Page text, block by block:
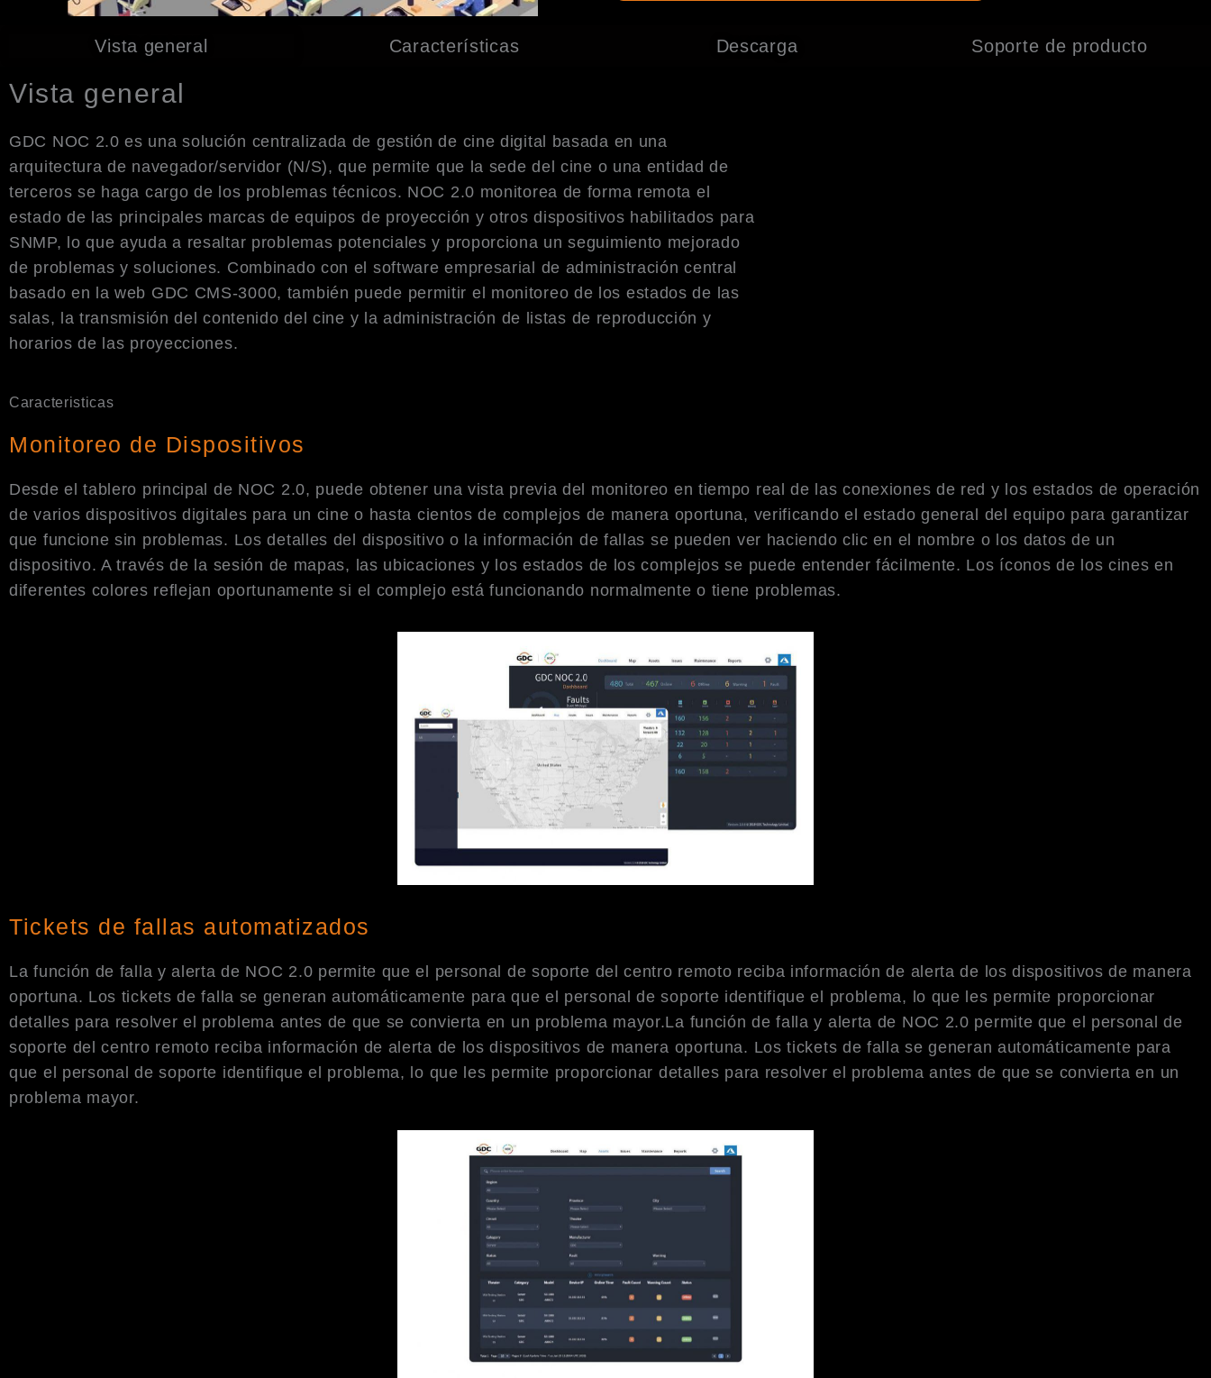
Vista general Características Descarga Soporte de producto
Vista general
GDC NOC 2.0 es una solución centralizada de gestión de cine digital basada en una
arquitectura de navegador/servidor (N/S), que permite que la sede del cine o una entidad de
terceros se haga cargo de los problemas técnicos. NOC 2.0 monitorea de forma remota el
estado de las principales marcas de equipos de proyección y otros dispositivos habilitados para
SNMP, lo que ayuda a resaltar problemas potenciales y proporciona un seguimiento mejorado
de problemas y soluciones. Combinado con el software empresarial de administración central
basado en la web GDC CMS-3000, también puede permitir el monitoreo de los estados de las
salas, la transmisión del contenido del cine y la administración de listas de reproducción y
horarios de las proyecciones.
Caracteristicas
Monitoreo de Dispositivos
Desde el tablero principal de NOC 2.0, puede obtener una vista previa del monitoreo en tiempo real de las conexiones de red y los estados de operación
de varios dispositivos digitales para un cine o hasta cientos de complejos de manera oportuna, verificando el estado general del equipo para garantizar
que funcione sin problemas. Los detalles del dispositivo o la información de fallas se pueden ver haciendo clic en el nombre o los datos de un
dispositivo. A través de la sesión de mapas, las ubicaciones y los estados de los complejos se puede entender fácilmente. Los íconos de los cines en
diferentes colores reflejan oportunamente si el complejo está funcionando normalmente o tiene problemas.
Tickets de fallas automatizados
La función de falla y alerta de NOC 2.0 permite que el personal de soporte del centro remoto reciba información de alerta de los dispositivos de manera
oportuna. Los tickets de falla se generan automáticamente para que el personal de soporte identifique el problema, lo que les permite proporcionar
detalles para resolver el problema antes de que se convierta en un problema mayor.La función de falla y alerta de NOC 2.0 permite que el personal de
soporte del centro remoto reciba información de alerta de los dispositivos de manera oportuna. Los tickets de falla se generan automáticamente para
que el personal de soporte identifique el problema, lo que les permite proporcionar detalles para resolver el problema antes de que se convierta en un
problema mayor.